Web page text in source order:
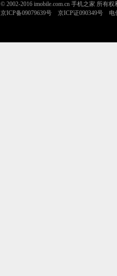
© 2002-2016 imobile.com.cn 手机之家 所有权
京ICP备09079639号 京ICP证090349号 电